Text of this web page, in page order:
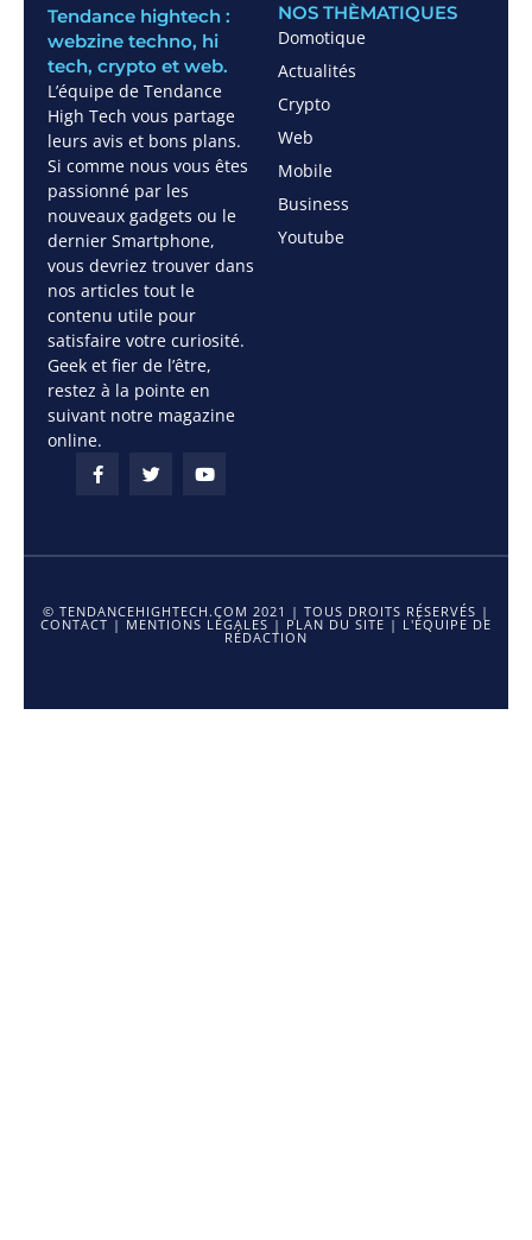
Tendance hightech :
webzine techno, hi
tech, crypto et web.
L’équipe de Tendance
High Tech vous partage
leurs avis et bons plans.
Si comme nous vous êtes
passionné par les
nouveaux gadgets ou le
dernier Smartphone,
vous devriez trouver dans
nos articles tout le
contenu utile pour
satisfaire votre curiosité.
Geek et fier de l’être,
restez à la pointe en
suivant notre magazine
online.
NOS THÈMATIQUES
Domotique
Actualités
Crypto
Web
Mobile
Business
Youtube
© TENDANCEHIGHTECH.COM 2021 | TOUS DROITS RÉSERVÉS |
CONTACT | MENTIONS LÉGALES | PLAN DU SITE | L'ÉQUIPE DE
RÉDACTION